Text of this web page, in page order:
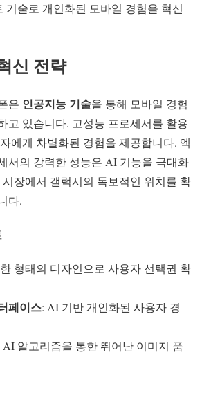
기술로 개인화된 모바일 경험을 혁신
신 전략
은 인공지능 기술을 통해 모바일 경험
고 있습니다. 고성능 프로세서를 활용
에게 차별화된 경험을 제공합니다. 엑
서의 강력한 성능은 AI 기능을 극대화
장에서 갤럭시의 독보적인 위치를 확
다.
형태의 디자인으로 사용자 선택권 확
페이스: AI 기반 개인화된 사용자 경
AI 알고리즘을 통한 뛰어난 이미지 품